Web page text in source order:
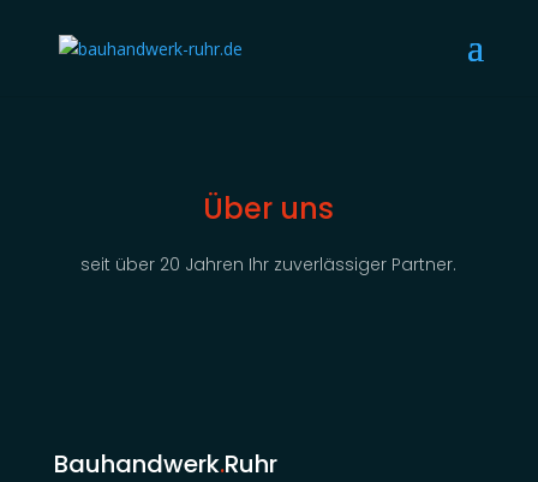
Über uns
seit über 20 Jahren Ihr zuverlässiger Partner.
Bauhandwerk.Ruhr